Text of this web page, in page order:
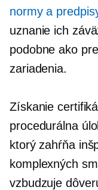
normy a
uznanie ich
podobne ako
zariadenia.
Získanie
procedurálna
ktorý zahŕňa
komplexných
vzbudzuje